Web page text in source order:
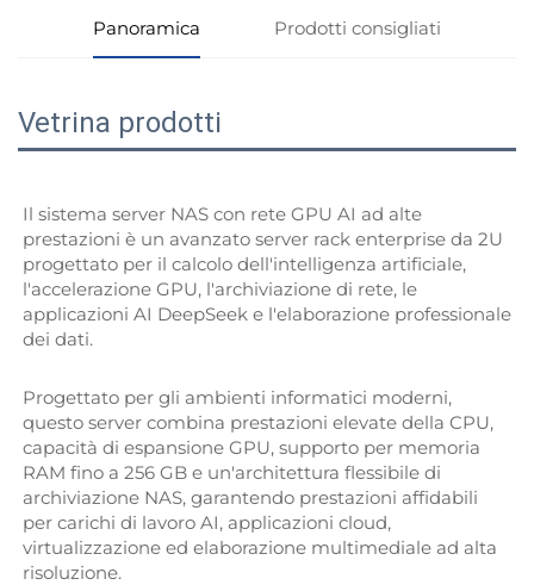
Panoramica Prodotti consigliati
Vetrina prodotti
Il sistema server NAS con rete GPU AI ad alte
prestazioni è un avanzato server rack enterprise da 2U
progettato per il calcolo dell'intelligenza artificiale,
l'accelerazione GPU, l'archiviazione di rete, le
applicazioni AI DeepSeek e l'elaborazione professionale
dei dati.
Progettato per gli ambienti informatici moderni,
questo server combina prestazioni elevate della CPU,
capacità di espansione GPU, supporto per memoria
RAM fino a 256 GB e un'architettura flessibile di
archiviazione NAS, garantendo prestazioni affidabili
per carichi di lavoro AI, applicazioni cloud,
virtualizzazione ed elaborazione multimediale ad alta
risoluzione.